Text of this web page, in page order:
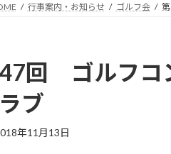
行事案内・お知らせ ゴルフ会
回 ゴルフコ
ブ
年11月13日